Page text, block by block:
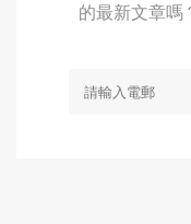
的最新文章嗎